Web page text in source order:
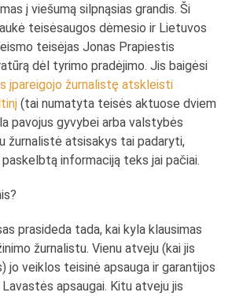
į viešumą silpnąsias grandis. Ši
teisėsaugos dėmesio ir Lietuvos
teisėjas Jonas Prapiestis
dėl tyrimo pradėjimo. Jis baigėsi
įpareigojo žurnalistę atskleisti
(tai numatyta teisės aktuose dviem
pavojus gyvybei arba valstybės
žurnalistė atsisakys tai padaryti,
informaciją teks jai pačiai.
prasideda tada, kai kyla klausimas
žurnalistu. Vienu atveju (kai jis
jo veiklos teisinė apsauga ir garantijos
apsaugai. Kitu atveju jis